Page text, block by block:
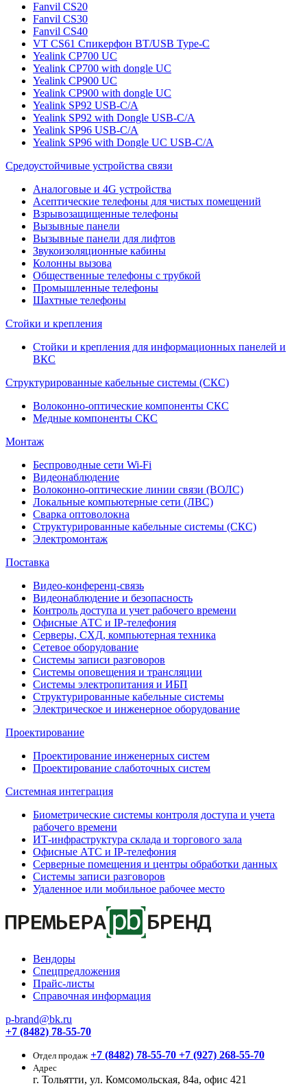
Fanvil CS20
Fanvil CS30
Fanvil CS40
VT CS61 Cпикерфон BT/USB Type-C
Yealink CP700 UC
Yealink CP700 with dongle UC
Yealink CP900 UC
Yealink CP900 with dongle UC
Yealink SP92 USB-C/A
Yealink SP92 with Dongle USB-C/A
Yealink SP96 USB-C/A
Yealink SP96 with Dongle UC USB-C/A
Средоустойчивые устройства связи
Аналоговые и 4G устройства
Асептические телефоны для чистых помещений
Взрывозащищенные телефоны
Вызывные панели
Вызывные панели для лифтов
Звукоизоляционные кабины
Колонны вызова
Общественные телефоны с трубкой
Промышленные телефоны
Шахтные телефоны
Стойки и крепления
Стойки и крепления для информационных панелей и
ВКС
Структурированные кабельные системы (СКС)
Волоконно-оптические компоненты СКС
Медные компоненты СКС
Монтаж
Беспроводные сети Wi-Fi
Видеонаблюдение
Волоконно-оптические линии связи (ВОЛС)
Локальные компьютерные сети (ЛВС)
Сварка оптоволокна
Структурированные кабельные системы (СКС)
Электромонтаж
Поставка
Видео-конференц-связь
Видеонаблюдение и безопасность
Контроль доступа и учет рабочего времени
Офисные АТС и IP-телефония
Серверы, СХД, компьютерная техника
Сетевое оборудование
Системы записи разговоров
Системы оповещения и трансляции
Системы электропитания и ИБП
Структурированные кабельные системы
Электрическое и инженерное оборудование
Проектирование
Проектирование инженерных систем
Проектирование слаботочных систем
Системная интеграция
Биометрические системы контроля доступа и учета
рабочего времени
ИТ-инфраструктура склада и торгового зала
Офисные АТС и IP-телефония
Серверные помещения и центры обработки данных
Системы записи разговоров
Удаленное или мобильное рабочее место
Вендоры
Спецпредложения
Прайс-листы
Справочная информация
p-brand@bk.ru
+7 (8482) 78-55-70
Отдел продаж +7 (8482) 78-55-70 +7 (927) 268-55-70
Адрес
г. Тольятти, ул. Комсомольская, 84а, офис 421